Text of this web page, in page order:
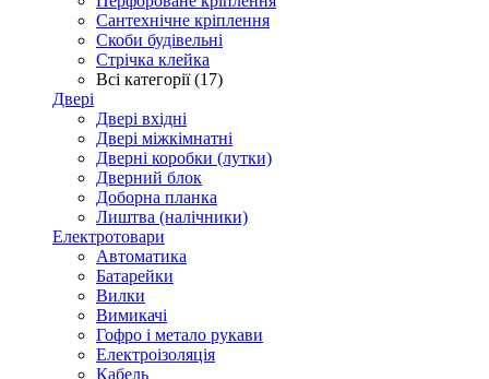
Сантехнічне кріплення
Скоби будівельні
Стрічка клейка
Всі категорії (17)
Двері
Двері вхідні
Двері міжкімнатні
Дверні коробки (лутки)
Дверний блок
Доборна планка
Лиштва (налічники)
Електротовари
Автоматика
Батарейки
Вилки
Вимикачі
Гофро і метало рукави
Електроізоляція
Кабель